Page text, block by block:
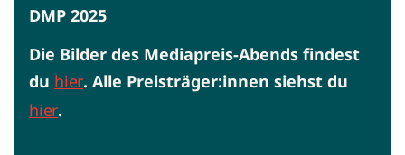
DMP 2025
Die Bilder des Mediapreis-Abends findest
du hier.Alle Preisträger:innen siehst du
hier.